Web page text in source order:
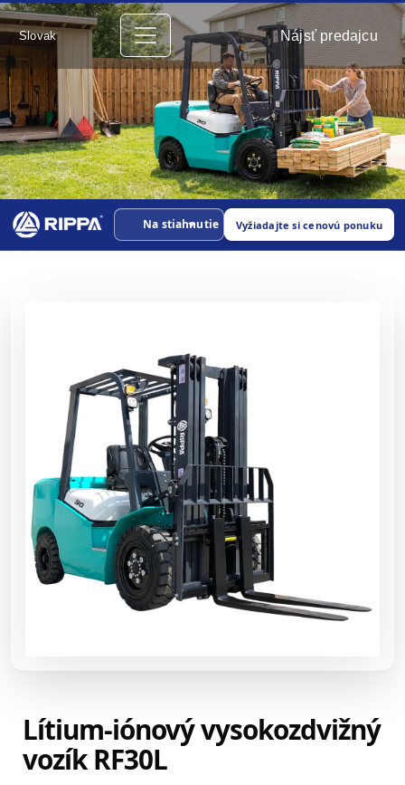
Slovak Nájsť predajcu
Na stiahnutie Vyžiadajte si cenovú ponuku
Lítium-iónový vysokozdvižný
vozík RF30L